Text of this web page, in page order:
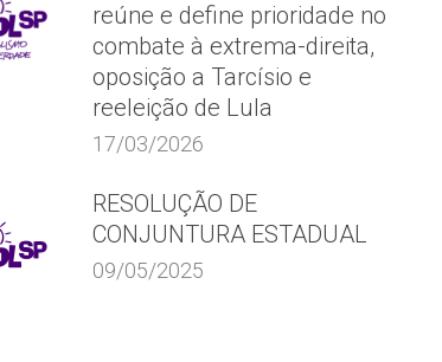
reúne e define prioridade no
combate à extrema-direita,
oposição a Tarcísio e
reeleição de Lula
17/03/2026
RESOLUÇÃO DE
CONJUNTURA ESTADUAL
09/05/2025